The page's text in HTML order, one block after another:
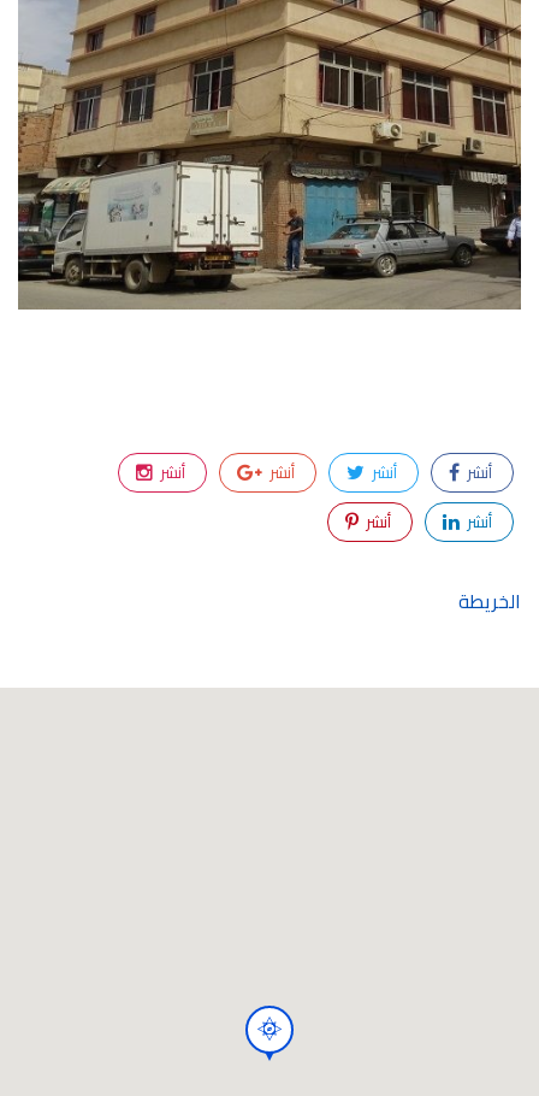
أنشر أنشر أنشر
أنشر
أنشر
أنشر
الخريطة